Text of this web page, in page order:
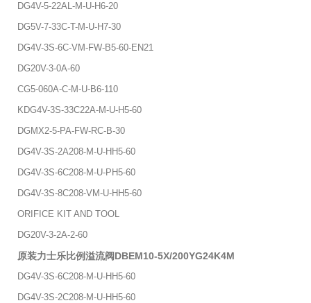
DG4V-5-22AL-M-U-H6-20
DG5V-7-33C-T-M-U-H7-30
DG4V-3S-6C-VM-FW-B5-60-EN21
DG20V-3-0A-60
CG5-060A-C-M-U-B6-110
KDG4V-3S-33C22A-M-U-H5-60
DGMX2-5-PA-FW-RC-B-30
DG4V-3S-2A208-M-U-HH5-60
DG4V-3S-6C208-M-U-PH5-60
DG4V-3S-8C208-VM-U-HH5-60
ORIFICE KIT AND TOOL
DG20V-3-2A-2-60
原装力士乐比例溢流阀DBEM10-5X/200YG24K4M
DG4V-3S-6C208-M-U-HH5-60
DG4V-3S-2C208-M-U-HH5-60